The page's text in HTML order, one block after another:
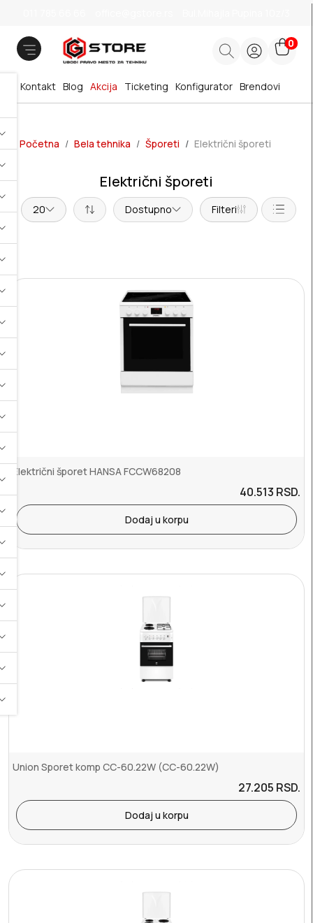
0
Brendovi
Blog Akcija
Kontakt Ticketing Konfigurator
Početna Bela tehnika Šporeti Električni šporeti
Električni šporeti
20 Dostupno Filteri
Električni šporet HANSA FCCW68208
40.513 RSD.
Dodaj u korpu
Union Sporet komp CC-60.22W (CC-60.22W)
27.205 RSD.
Dodaj u korpu